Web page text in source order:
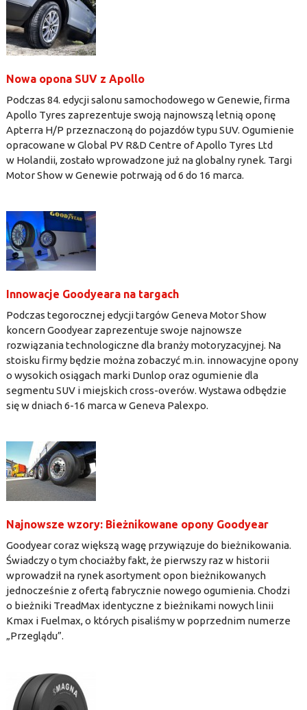
Nowa opona SUV z Apollo
Podczas 84. edycji salonu samochodowego w Genewie, firma
Apollo Tyres zaprezentuje swoją najnowszą letnią oponę
Apterra H/P przeznaczoną do pojazdów typu SUV. Ogumienie
opracowane w Global PV R&D Centre of Apollo Tyres Ltd
w Holandii, zostało wprowadzone już na globalny rynek. Targi
Motor Show w Genewie potrwają od 6 do 16 marca.
Innowacje Goodyeara na targach
Podczas tegorocznej edycji targów Geneva Motor Show
koncern Goodyear zaprezentuje swoje najnowsze
rozwiązania technologiczne dla branży motoryzacyjnej. Na
stoisku firmy będzie można zobaczyć m.in. innowacyjne opony
o wysokich osiągach marki Dunlop oraz ogumienie dla
segmentu SUV i miejskich cross-overów. Wystawa odbędzie
się w dniach 6-16 marca w Geneva Palexpo.
Najnowsze wzory: Bieżnikowane opony Goodyear
Goodyear coraz większą wagę przywiązuje do bieżnikowania.
Świadczy o tym chociażby fakt, że pierwszy raz w historii
wprowadził na rynek asortyment opon bieżnikowanych
jednocześnie z ofertą fabrycznie nowego ogumienia. Chodzi
o bieżniki TreadMax identyczne z bieżnikami nowych linii
Kmax i Fuelmax, o których pisaliśmy w poprzednim numerze
„Przeglądu”.